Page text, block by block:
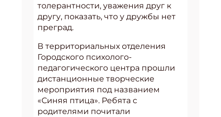
толерантности, уважения друг к
другу, показать, что у дружбы нет
преград.
В территориальных отделения
Городского психолого-
педагогического центра прошли
дистанционные творческие
мероприятия под названием
«Синяя птица». Ребята с
родителями почитали